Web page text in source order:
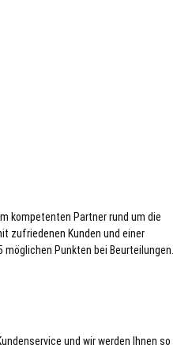
kompetenten Partner rund um die
zufriedenen Kunden und einer
Punkten bei Beurteilungen.
und wir werden Ihnen so